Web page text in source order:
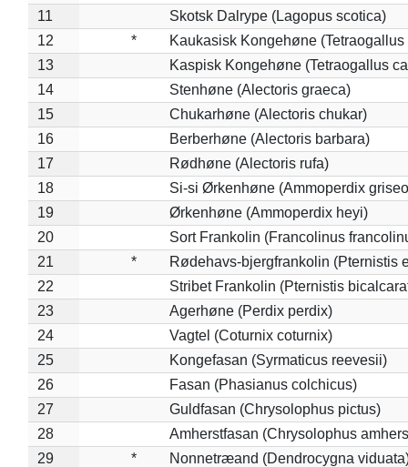
11
Skotsk Dalrype (Lagopus scotica)
12
*
Kaukasisk Kongehøne
13
Kaspisk Kongehøne (Tetraogallus
14
Stenhøne (Alectoris graeca)
15
Chukarhøne (Alectoris chukar)
16
Berberhøne (Alectoris barbara)
17
Rødhøne (Alectoris rufa)
18
Si-si Ørkenhøne (Ammoperdix
19
Ørkenhøne (Ammoperdix heyi)
20
Sort Frankolin (Francolinus
21
*
Rødehavs-bjergfrankolin (Pternistis
22
Stribet Frankolin (Pternistis
23
Agerhøne (Perdix perdix)
24
Vagtel (Coturnix coturnix)
25
Kongefasan (Syrmaticus reevesii)
26
Fasan (Phasianus colchicus)
27
Guldfasan (Chrysolophus pictus)
28
Amherstfasan (Chrysolophus
29
*
Nonnetræand (Dendrocygna